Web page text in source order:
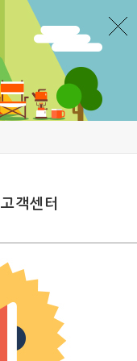
고객센터